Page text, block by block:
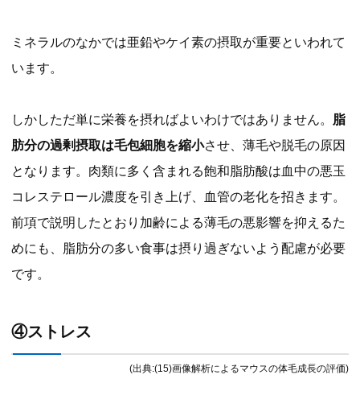
ミネラルのなかでは亜鉛やケイ素の摂取が重要といわれて
います。
しかしただ単に栄養を摂ればよいわけではありません。 脂
肪分の過剰摂取は毛包細胞を縮小させ、薄毛や脱毛の原因
となります。肉類に多く含まれる飽和脂肪酸は血中の悪玉
コレステロール濃度を引き上げ、血管の老化を招きます。
前項で説明したとおり加齢による薄毛の悪影響を抑えるた
めにも、脂肪分の多い食事は摂り過ぎないよう配慮が必要
です。
④ストレス
(出典:(15)画像解析によるマウスの体毛成長の評価)